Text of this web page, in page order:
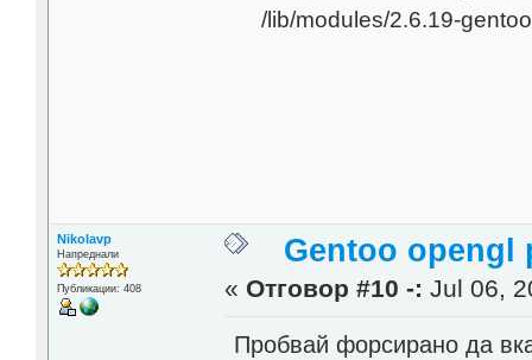
/lib/modules/2.6.19-
Nikolavp
Напреднали
Публикации: 408
Gentoo opengl
« Отговор #10 -: Jul 06,
Пробвай форсирано да